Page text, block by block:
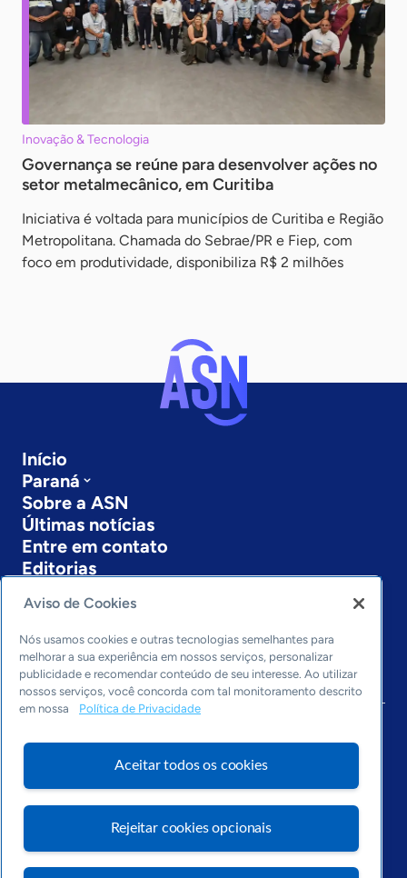
Inovação & Tecnologia
Governança se reúne para desenvolver ações no
setor metalmecânico, em Curitiba
Iniciativa é voltada para municípios de Curitiba e Região
Metropolitana. Chamada do Sebrae/PR e Fiep, com
foco em produtividade, disponibiliza R$ 2 milhões
Início
Paraná
Sobre a ASN
Últimas notícias
Entre em contato
Editorias
Economia & Política
Cultura empreendedora
Dados
Arquivo
Aviso de Cookies
Nós usamos cookies e outras tecnologias semelhantes para
melhorar a sua experiência em nossos serviços, personalizar
publicidade e recomendar conteúdo de seu interesse. Ao utilizar
nossos serviços, você concorda com tal monitoramento descrito
em nossa
Política de Privacidade
Aceitar todos os cookies
Rejeitar cookies opcionais